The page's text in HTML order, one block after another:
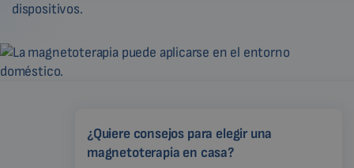
dispositivos.
¿Quiere consejos para elegir una
magnetoterapia en casa?